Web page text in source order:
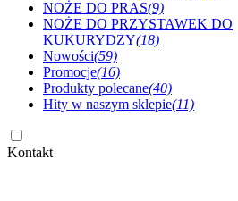
NOŻE DO PRAS(9)
NOŻE DO PRZYSTAWEK DO
KUKURYDZY(18)
Nowości(59)
Promocje(16)
Produkty polecane(40)
Hity w naszym sklepie(11)
Kontakt